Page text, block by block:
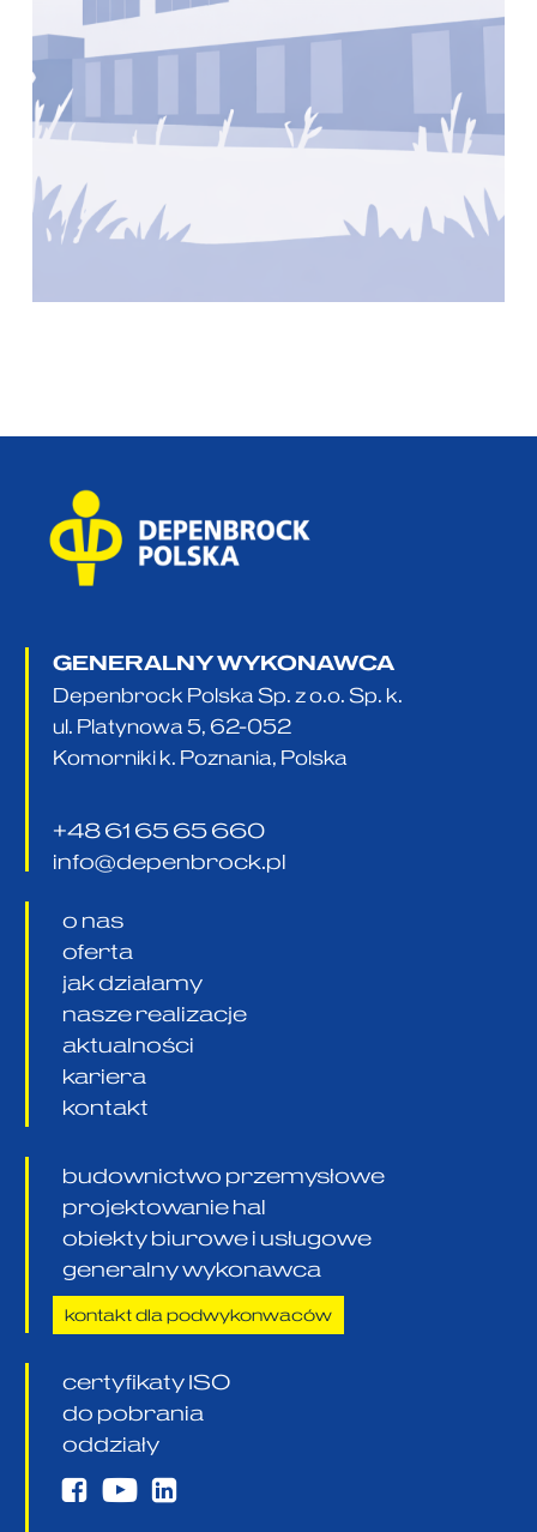
GENERALNY WYKONAWCA
Depenbrock Polska Sp. z o.o. Sp. k.
ul. Platynowa 5, 62-052
Komorniki k. Poznania, Polska
+48 61 65 65 660
info@depenbrock.pl
o nas
oferta
jak działamy
nasze realizacje
aktualności
kariera
kontakt
budownictwo przemysłowe
projektowanie hal
obiekty biurowe i usługowe
generalny wykonawca
kontakt dla podwykonwaców
certyfikaty ISO
do pobrania
oddziały